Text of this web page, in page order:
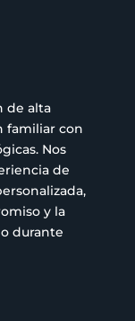
de alta
familiar con
Nos
de
y la
durante